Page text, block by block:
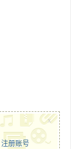
注册账号
x